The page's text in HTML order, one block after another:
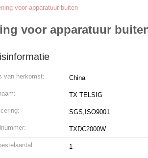
voor apparatuur buiten
voor apparatuur
van herkomst: China
TX TELSIG
SGS,ISO9001
TXDC2000W
1